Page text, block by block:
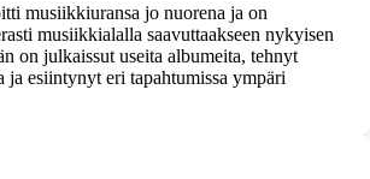
musiikkiuransa jo nuorena ja on
musiikkialalla saavuttaakseen nykyisen
on julkaissut useita albumeita, tehnyt
ja esiintynyt eri tapahtumissa ympäri